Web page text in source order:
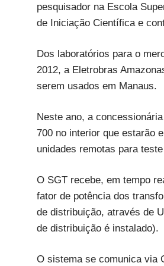
pesquisador na Escola
de Iniciação Científica e
Dos laboratórios para o
2012, a Eletrobras
serem usados em Manaus.
Neste ano, a
700 no interior que estarão
unidades remotas para
O SGT recebe, em tempo
fator de potência dos
de distribuição, através de
de distribuição é instalado).
O sistema se comunica via